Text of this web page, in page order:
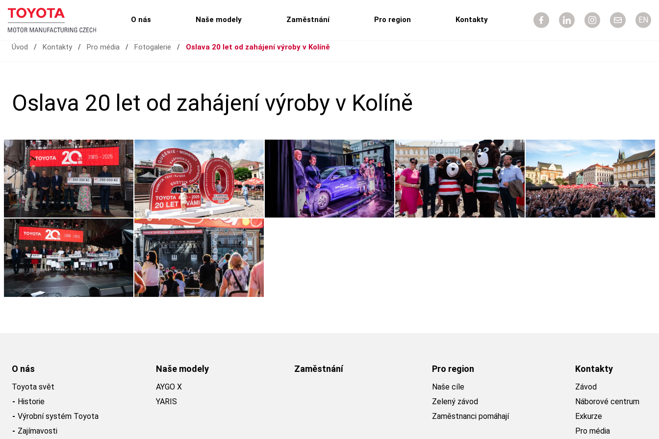
O nás Naše modely Zaměstnání Pro region Kontakty EN
Úvod / Kontakty / Pro média / Fotogalerie / Oslava 20 let od zahájení výroby v Kolíně
Oslava 20 let od zahájení výroby v Kolíně
O nás
Toyota svět
Historie
Výrobní systém Toyota
Zajímavosti
Naše modely
AYGO X
YARIS
Zaměstnání Pro region
Naše cíle
Zelený závod
Zaměstnanci pomáhají
Kontakty
Závod
Náborové centrum
Exkurze
Pro média